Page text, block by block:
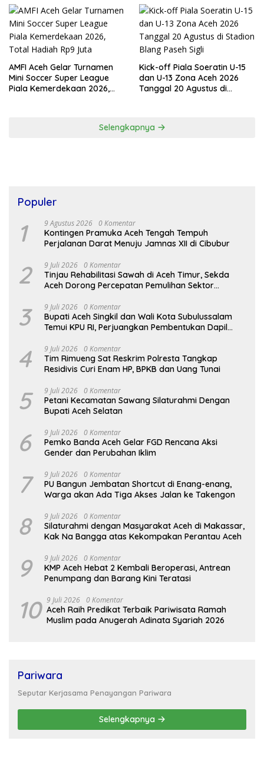
Resmi Bergulir
AMFI Aceh Gelar Turnamen
Mini Soccer Super League
Piala Kemerdekaan 2026,
Kick-off Piala Soeratin U-15
dan U-13 Zona Aceh 2026
Tanggal 20 Agustus di
Selengkapnya
Populer
1 9 Agustus 2026 0 Komentar
Kontingen Pramuka Aceh Tengah Tempuh
Perjalanan Darat Menuju Jamnas XII di Cibubur
2 9 Juli 2026 0 Komentar
Tinjau Rehabilitasi Sawah di Aceh Timur, Sekda
Aceh Dorong Percepatan Pemulihan Sektor
3 9 Juli 2026 0 Komentar
Bupati Aceh Singkil dan Wali Kota Subulussalam
Temui KPU RI, Perjuangkan Pembentukan Dapil
4 9 Juli 2026 0 Komentar
Tim Rimueng Sat Reskrim Polresta Tangkap
Residivis Curi Enam HP, BPKB dan Uang Tunai
5 9 Juli 2026 0 Komentar
Petani Kecamatan Sawang Silaturahmi Dengan
Bupati Aceh Selatan
6 9 Juli 2026 0 Komentar
Pemko Banda Aceh Gelar FGD Rencana Aksi
Gender dan Perubahan Iklim
7 9 Juli 2026 0 Komentar
PU Bangun Jembatan Shortcut di Enang-enang,
Warga akan Ada Tiga Akses Jalan ke Takengon
8 9 Juli 2026 0 Komentar
Silaturahmi dengan Masyarakat Aceh di Makassar,
Kak Na Bangga atas Kekompakan Perantau Aceh
9 9 Juli 2026 0 Komentar
KMP Aceh Hebat 2 Kembali Beroperasi, Antrean
Penumpang dan Barang Kini Teratasi
10 9 Juli 2026 0 Komentar
Aceh Raih Predikat Terbaik Pariwisata Ramah
Muslim pada Anugerah Adinata Syariah 2026
Pariwara
Seputar Kerjasama Penayangan Pariwara
Selengkapnya